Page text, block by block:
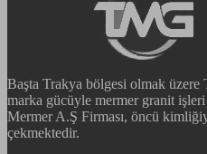
Başta Trakya bölgesi olmak
marka gücüyle mermer granit
Mermer A.Ş Firması, öncü
çekmektedir.